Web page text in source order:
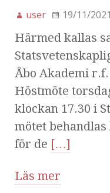
user 19/11/2021
Härmed kallas
Åbo Akademi
Höstmöte
klockan 17.30 i
mötet
för de […]
Läs mer